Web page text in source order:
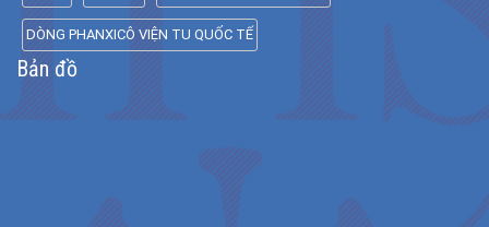
DÒNG PHANXICÔ VIỆN TU QUỐC TẾ
Bản đồ